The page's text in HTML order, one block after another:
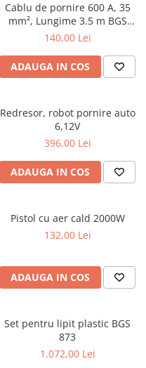
Cablu de pornire 600 A, 35
mm², Lungime 3.5 m BGS
9612
140,00 Lei
ADAUGA IN COS
Redresor, robot pornire auto
6,12V
396,00 Lei
ADAUGA IN COS
Pistol cu aer cald 2000W
132,00 Lei
ADAUGA IN COS
Set pentru lipit plastic BGS
873
1.072,00 Lei